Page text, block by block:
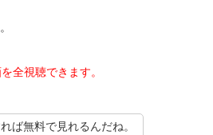
全視聴できます。
ば無料で見れるんだね。